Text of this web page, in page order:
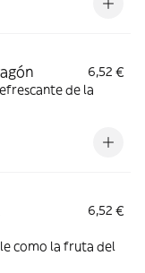
6,52 €
de la
6,52 €
como la fruta del